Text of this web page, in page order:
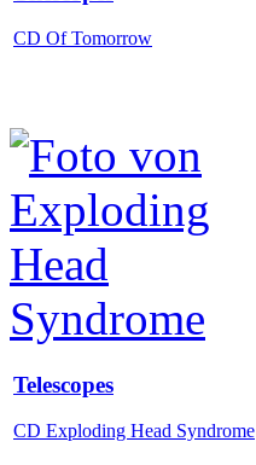
CD Of Tomorrow
Telescopes
CD Exploding Head Syndrome